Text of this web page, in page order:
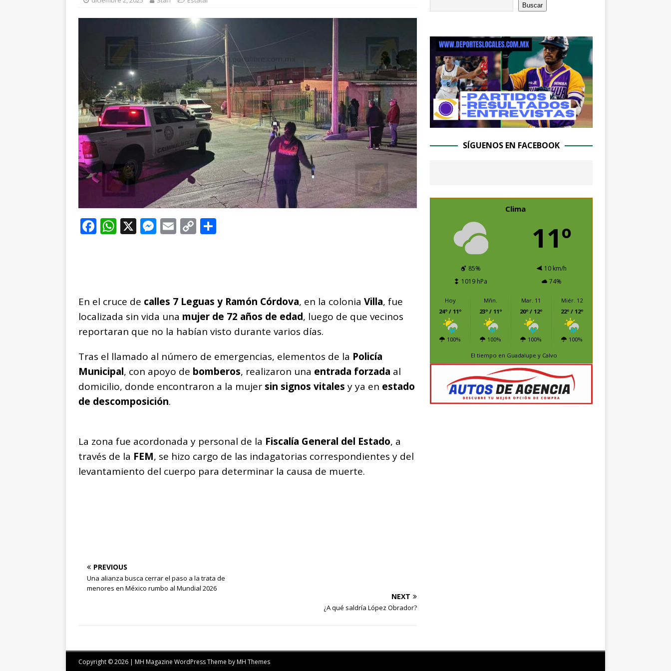
[ agosto 9, 2026 ] Detienen a 5 con mariguana y cristal ESTATAL
F
o
o
k
W
p
p
X M
g
e
r
E C
n
k
ti
r
En el cruce de calles 7 Leguas y Ramón Córdova, en la colonia Villa, fue
localizada sin vida una mujer de 72 años de edad, luego de que vecinos
reportaran que no la habían visto durante varios días.
Tras el llamado al número de emergencias, elementos de la Policía
Municipal, con apoyo de bomberos, realizaron una entrada forzada al
domicilio, donde encontraron a la mujer sin signos vitales y ya en estado
de descomposición.
La zona fue acordonada y personal de la Fiscalía General del Estado, a
través de la FEM, se hizo cargo de las indagatorias correspondientes y del
levantamiento del cuerpo para determinar la causa de muerte.
PREVIOUS
Una alianza busca cerrar el paso a la trata de
menores en México rumbo al Mundial 2026
NEXT
¿A qué saldría López Obrador?
Buscar
SÍGUENOS EN FACEBOOK
Clima
11º
85%
10 km/h
1019 hPa
74%
Hoy
24º / 11º
100%
Mñn.
23º / 11º
100%
Mar. 11
20º / 12º
100%
Miér. 12
22º / 12º
100%
El tiempo en Guadalupe y Calvo
Copyright © 2026 | MH Magazine WordPress Theme byMH Themes